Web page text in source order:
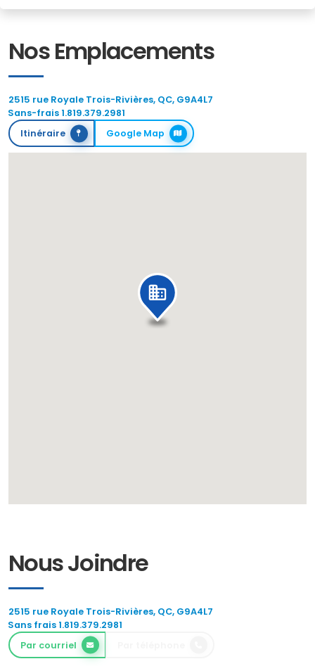
Nos Emplacements
2515 rue Royale Trois-Rivières, QC, G9A4L7
Sans-frais 1.819.379.2981
Itinéraire
Google Map
Nous Joindre
2515 rue Royale Trois-Rivières, QC, G9A4L7
Sans frais 1.819.379.2981
Par courriel